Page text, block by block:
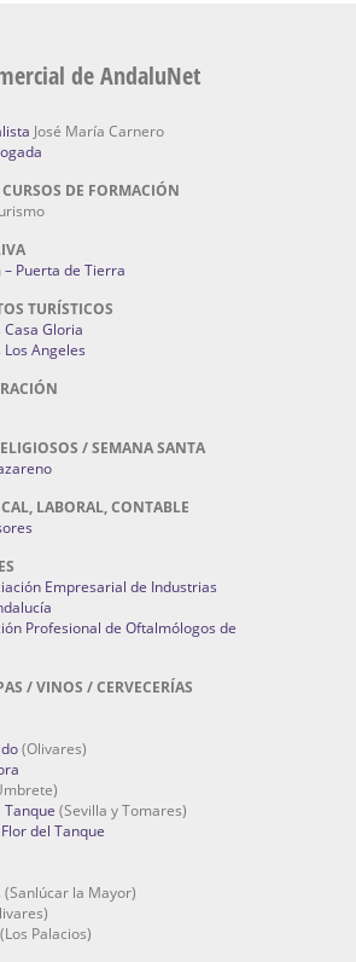
de AndaluNet
José María Carnero
DE FORMACIÓN
Puerta de Tierra
TURÍSTICOS
Gloria
Angeles
/ SEMANA SANTA
LABORAL, CONTABLE
Empresarial de Industrias
Profesional de Oftalmólogos de
/ VINOS / CERVECERÍAS
(Olivares)
Tanque (Sevilla y Tomares)
del Tanque
(Sanlúcar la Mayor)
(Los Palacios)